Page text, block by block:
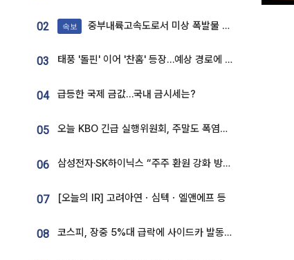
02 속보 중부내륙고속도로서 미상 폭발물 발견
03 태풍 '돌핀' 이어 '찬홈' 등장…예상 경로에 한국 '한숨'
04 급등한 국제 금값…국내 금시세는?
05 오늘 KBO 긴급 실행위원회, 주말도 폭염취소 될까
06 삼성전자·SK하이닉스 “주주 환원 강화 방안 마련”
07 [오늘의 IR] 고려아연ㆍ심텍ㆍ엘앤에프 등
08 코스피, 장중 5%대 급락에 사이드카 발동…삼성·SK 동반 폭락